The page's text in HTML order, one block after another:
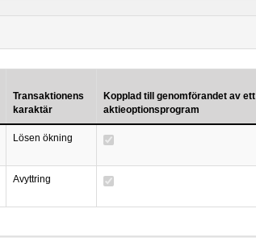
Transaktionens
karaktär
Kopplad till genomförandet av ett
aktieoptionsprogram
Lösen ökning
Avyttring